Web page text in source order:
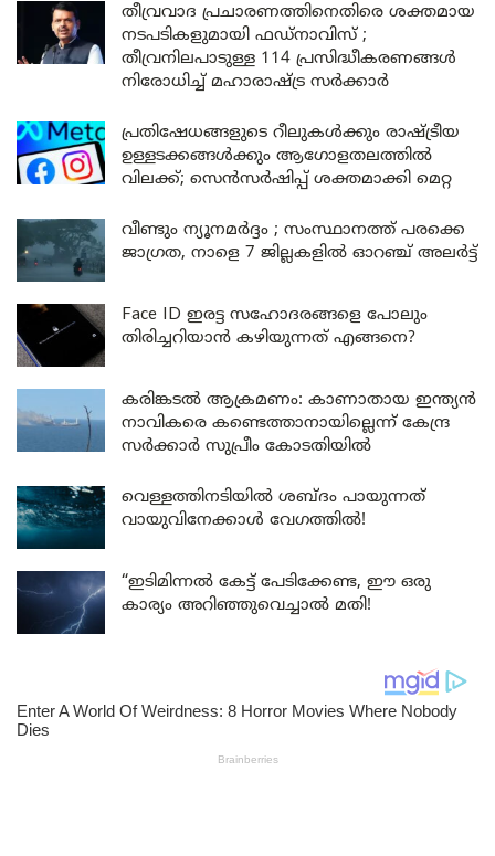
തീവ്രവാദ പ്രചാരണത്തിനെതിരെ ശക്തമായ
നടപടികളുമായി ഫഡ്നാവിസ് ;
തീവ്രനിലപാടുള്ള 114 പ്രസിദ്ധീകരണങ്ങൾ
നിരോധിച്ച് മഹാരാഷ്ട്ര സർക്കാർ
പ്രതിഷേധങ്ങളുടെ റീലുകൾക്കും രാഷ്ട്രീയ
ഉള്ളടക്കങ്ങൾക്കും ആഗോളതലത്തിൽ
വിലക്ക്; സെൻസർഷിപ്പ് ശക്തമാക്കി മെറ്റ
വീണ്ടും ന്യൂനമർദ്ദം ; സംസ്ഥാനത്ത് പരക്കെ
ജാഗ്രത, നാളെ 7 ജില്ലകളിൽ ഓറഞ്ച് അലർട്ട്
Face ID ഇരട്ട സഹോദരങ്ങളെ പോലും
തിരിച്ചറിയാൻ കഴിയുന്നത് എങ്ങനെ?
കരിങ്കടൽ ആക്രമണം: കാണാതായ ഇന്ത്യൻ
നാവികരെ കണ്ടെത്താനായില്ലെന്ന് കേന്ദ്ര
സർക്കാർ സുപ്രീം കോടതിയിൽ
വെള്ളത്തിനടിയിൽ ശബ്ദം പായുന്നത്
വായുവിനേക്കാൾ വേഗത്തിൽ!
“ഇടിമിന്നൽ കേട്ട് പേടിക്കേണ്ട, ഈ ഒരു
കാര്യം അറിഞ്ഞുവെച്ചാൽ മതി!